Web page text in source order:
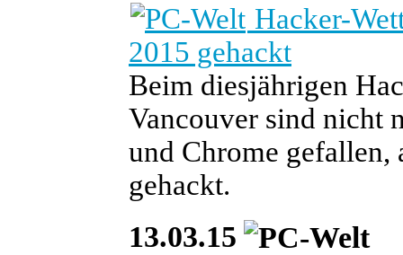
Hacker-
2015 gehackt
Beim diesjährigen
Vancouver sind nicht
und Chrome gefallen,
gehackt.
13.03.15